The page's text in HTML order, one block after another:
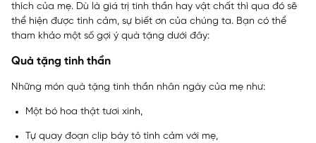
thích của mẹ. Dù là giá trị tinh thần hay vật chất thì qua đó sẽ
thể hiện được tình cảm, sự biết ơn của chúng ta. Bạn có thể
tham khảo một số gợi ý quà tặng dưới đây:
Quà tặng tinh thần
Những món quà tặng tinh thần nhân ngày của mẹ như:
Một bó hoa thật tươi xinh,
Tự quay đoạn clip bày tỏ tình cảm với mẹ,